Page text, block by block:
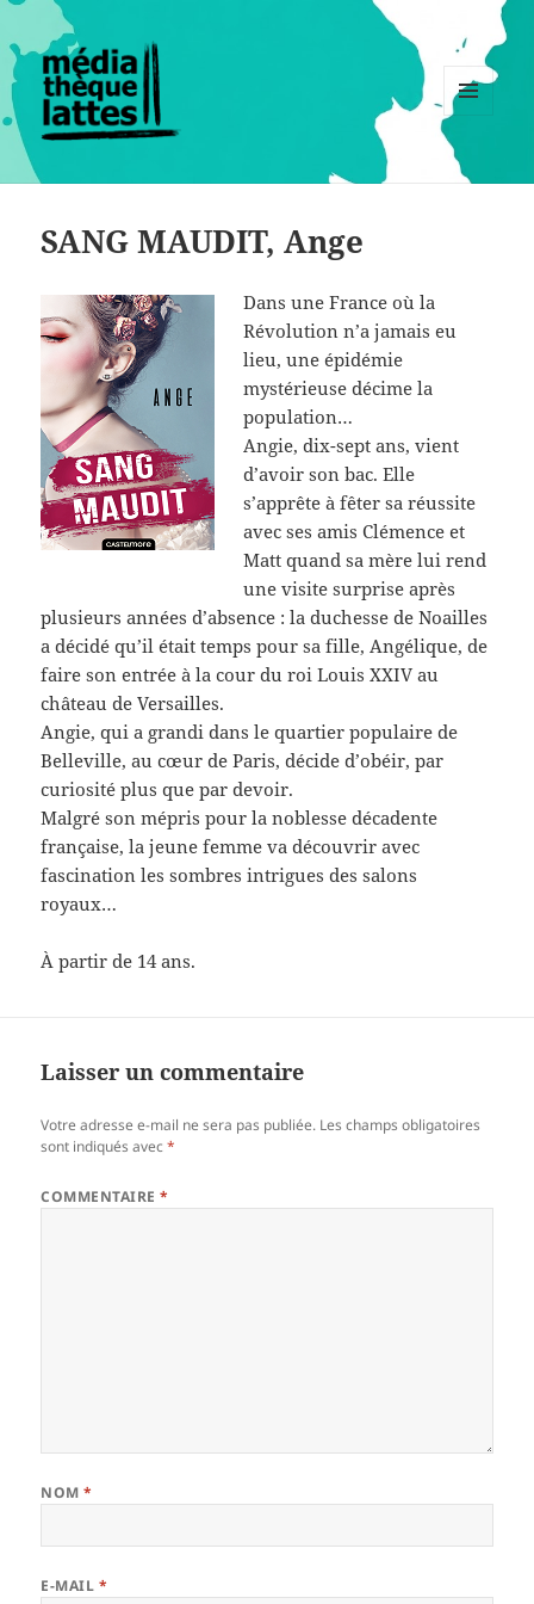
MENU
WIDGETS
SANG MAUDIT, Ange
Dans une France où la
Révolution n’a jamais eu
lieu, une épidémie
mystérieuse décime la
population…
Angie, dix-sept ans, vient
d’avoir son bac. Elle
s’apprête à fêter sa réussite
avec ses amis Clémence et
Matt quand sa mère lui rend
une visite surprise après
plusieurs années d’absence : la duchesse de Noailles
a décidé qu’il était temps pour sa fille, Angélique, de
faire son entrée à la cour du roi Louis XXIV au
château de Versailles.
Angie, qui a grandi dans le quartier populaire de
Belleville, au cœur de Paris, décide d’obéir, par
curiosité plus que par devoir.
Malgré son mépris pour la noblesse décadente
française, la jeune femme va découvrir avec
fascination les sombres intrigues des salons
royaux…
À partir de 14 ans.
Laisser un commentaire
Votre adresse e-mail ne sera pas publiée. Les champs obligatoires
sont indiqués avec*
COMMENTAIRE*
NOM*
E-MAIL *